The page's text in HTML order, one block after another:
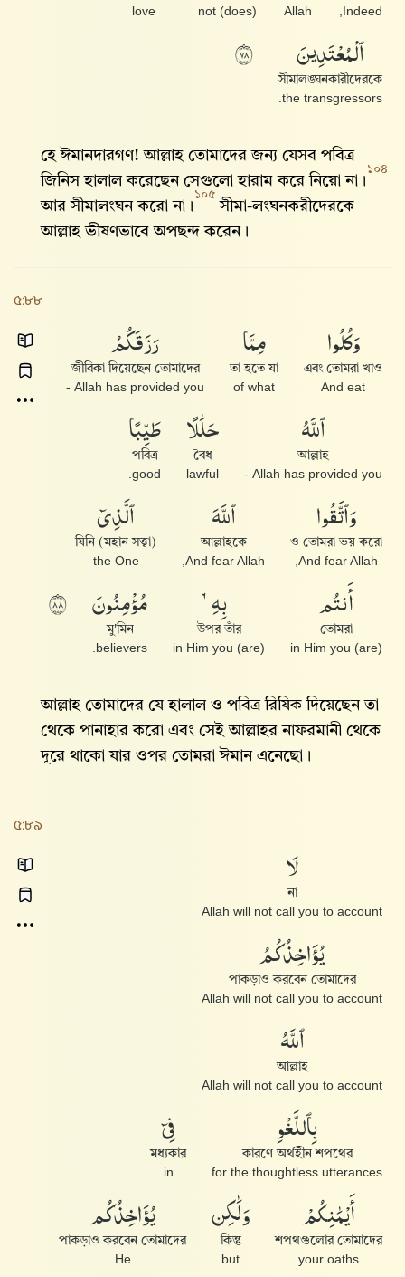
Indeed,
Allah
(does) not
love
ٱلْمُعْتَدِينَ
সীমালঙ্ঘনকারীদেরকে
the transgressors.
٨٧
হে ঈমানদারগণ! আল্লাহ‌ তোমাদের জন্য যেসব পবিত্র
জিনিস হালাল করেছেন সেগুলো হারাম করে নিয়ো না।
১০৪
আর সীমালংঘন করো না।
১০৫
সীমা-লংঘনকরীদেরকে
আল্লাহ‌ ভীষণভাবে অপছন্দ করেন।
৫:৮৮
وَكُلُوا۟
এবং তোমরা খাও
And eat
مِمَّا
তা হতে যা
of what
رَزَقَكُمُ
জীবিকা দিয়েছেন তোমাদের
Allah has provided you -
ٱللَّهُ
আল্লাহ
Allah has provided you -
حَلَٰلًا
বৈধ
lawful
طَيِّبًا
পবিত্র
good.
وَٱتَّقُوا۟
ও তোমরা ভয় করো
And fear Allah,
ٱللَّهَ
আল্লাহকে
And fear Allah,
ٱلَّذِىٓ
যিনি (মহান সত্ত্বা)
the One
أَنتُم
তোমরা
in Him you (are)
بِهِۦ
উপর তাঁর
in Him you (are)
مُؤْمِنُونَ
মু'মিন
believers.
٨٨
আল্লাহ তোমাদের যে হালাল ও পবিত্র রিযিক দিয়েছেন তা
থেকে পানাহার করো এবং সেই আল্লাহর নাফরমানী থেকে
দূরে থাকো যার ওপর তোমরা ঈমান এনেছো।
৫:৮৯
لَا
না
Allah will not call you to account
يُؤَاخِذُكُمُ
পাকড়াও করবেন তোমাদের
Allah will not call you to account
ٱللَّهُ
আল্লাহ
Allah will not call you to account
بِٱللَّغْوِ
কারণে অর্থহীন শপথের
for the thoughtless utterances
فِىٓ
মধ্যকার
in
أَيْمَٰنِكُمْ
শপথগুলোর তোমাদের
your oaths
وَلَٰكِن
কিন্তু
but
يُؤَاخِذُكُم
পাকড়াও করবেন তোমাদের
He